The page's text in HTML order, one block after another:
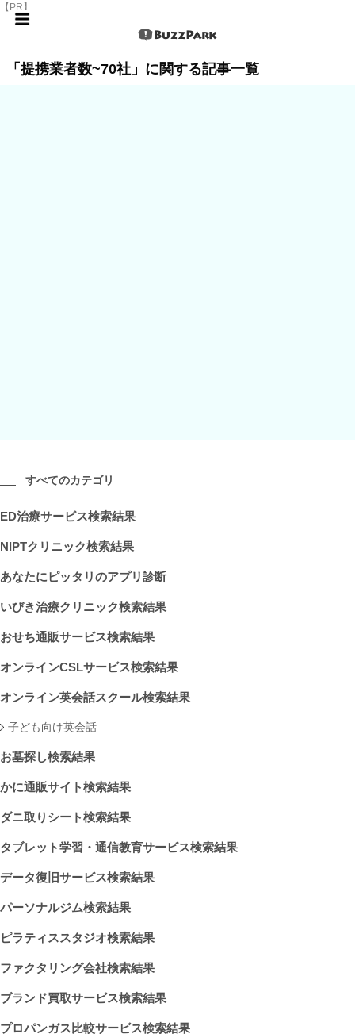
【PR】
「提携業者数~70社」に関する記事一覧
すべてのカテゴリ
ED治療サービス検索結果
NIPTクリニック検索結果
あなたにピッタリのアプリ診断
いびき治療クリニック検索結果
おせち通販サービス検索結果
オンラインCSLサービス検索結果
オンライン英会話スクール検索結果
子ども向け英会話
お墓探し検索結果
かに通販サイト検索結果
ダニ取りシート検索結果
タブレット学習・通信教育サービス検索結果
データ復旧サービス検索結果
パーソナルジム検索結果
ピラティススタジオ検索結果
ファクタリング会社検索結果
ブランド買取サービス検索結果
プロパンガス比較サービス検索結果